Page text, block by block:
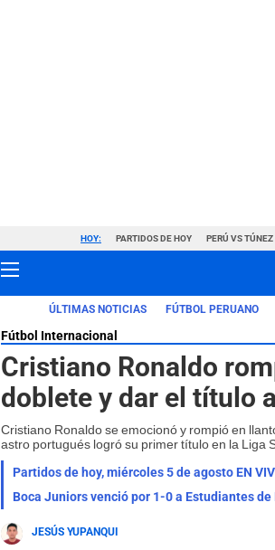
HOY: PARTIDOS DE HOY PERÚ VS TÚNEZ
ÚLTIMAS NOTICIAS FÚTBOL PERUANO
Fútbol Internacional
Cristiano Ronaldo
doblete y dar el título
Cristiano Ronaldo se emocionó y rompió en
astro portugués logró su primer título en la Liga
Partidos de hoy, miércoles 5 de agosto EN
JESÚS YUPANQUI